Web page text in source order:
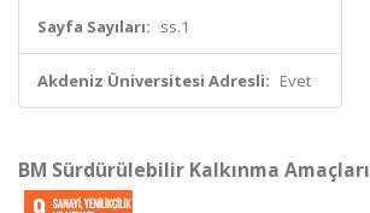
Sayfa Sayıları: ss.1
Akdeniz Üniversitesi Adresli: Evet
BM Sürdürülebilir Kalkınma Amaçları